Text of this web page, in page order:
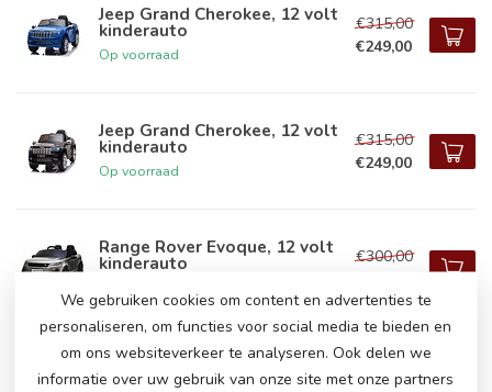
Jeep Grand Cherokee, 12 volt
kinderauto
Op voorraad
€315,00
€249,00
Jeep Grand Cherokee, 12 volt
kinderauto
Op voorraad
€315,00
€249,00
Range Rover Evoque, 12 volt
kinderauto
€300,00
Range Rover Velar, 12 volt
kinderauto
€250,00
We gebruiken cookies om content en advertenties te
personaliseren, om functies voor social media te bieden en
om ons websiteverkeer te analyseren. Ook delen we
informatie over uw gebruik van onze site met onze partners